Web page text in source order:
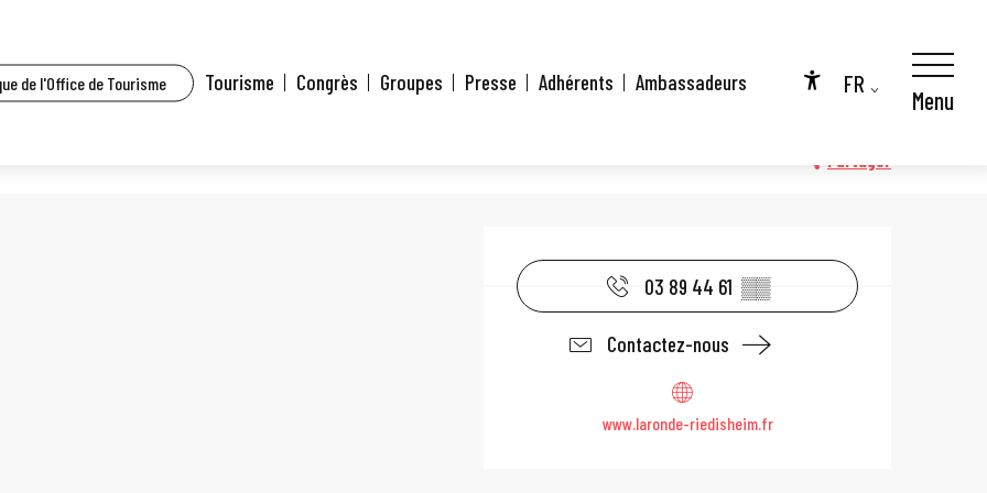
de l'Office de Tourisme
Accessibilité
FR
Tourisme Congrès Groupes Presse Adhérents Ambassadeurs
Menu
Partager
Ouverture et
03 89 44 61 ▒▒
Contactez-nous
www.laronde-riedisheim.fr